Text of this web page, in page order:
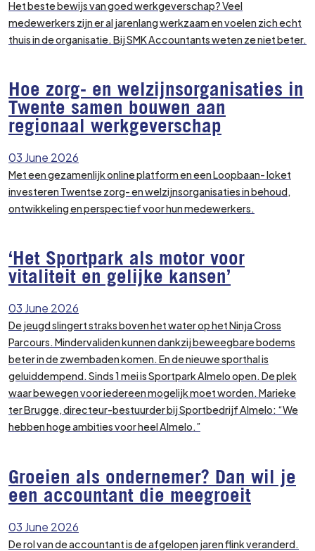
Het beste bewijs van goed werkgeverschap? Veel
medewerkers zijn er al jarenlang werkzaam en voelen zich echt
thuis in de organisatie. Bij SMK Accountants weten ze niet beter.
Hoe zorg- en welzijnsorganisaties in
Twente samen bouwen aan
regionaal werkgeverschap
03 June 2026
Met een gezamenlijk online platform en een Loopbaan- loket
investeren Twentse zorg- en welzijnsorganisaties in behoud,
ontwikkeling en perspectief voor hun medewerkers.
‘Het Sportpark als motor voor
vitaliteit en gelijke kansen’
03 June 2026
De jeugd slingert straks boven het water op het Ninja Cross
Parcours. Mindervaliden kunnen dankzij beweegbare bodems
beter in de zwembaden komen. En de nieuwe sporthal is
geluiddempend. Sinds 1 mei is Sportpark Almelo open. De plek
waar bewegen voor iedereen mogelijk moet worden. Marieke
ter Brugge, directeur-bestuurder bij Sportbedrijf Almelo: “We
hebben hoge ambities voor heel Almelo.”
Groeien als ondernemer? Dan wil je
een accountant die meegroeit
03 June 2026
De rol van de accountant is de afgelopen jaren flink veranderd.